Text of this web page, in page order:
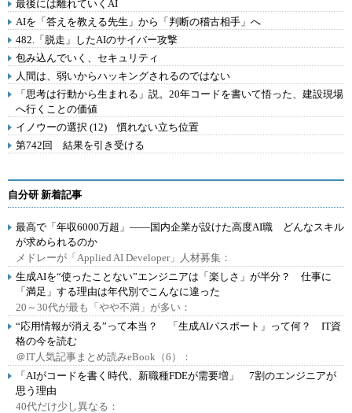
最後には離れていくAI
AIを「答えを教える先生」から「判断の稽古相手」へ
482.「脱走」したAIのサイバー攻撃
包み込んでいく、セキュリティ
人間は、弱いからハッキングされるのではない
「思考は行動から生まれる」説。20年コードを書いて悟った、建設現場
へ行くことの価値
イノウーの選択 (12) 慣れない立ち位置
第742回 結果を引き受ける
自分研 新着記事
最高で「年収6000万超」――国内企業が設けた高度AI職 どんなスキル
が求められるのか
メドレーが「Applied AI Developer」人材募集：
生成AIを“使ったことない”エンジニアは「楽しさ」が半分？ 仕事に
「満足」する理由は年代別でこんなに違った
20～30代が最も「やや不満」が多い：
“応用情報が消える”って本当？ 「生成AIパスポート」って何？ IT資
格の今を読む
＠IT人気記事まとめ読みeBook（6）：
「AIがコードを書く時代、新職種FDEが需要増」 7割のエンジニアが
思う理由
40代だけ少し異なる：